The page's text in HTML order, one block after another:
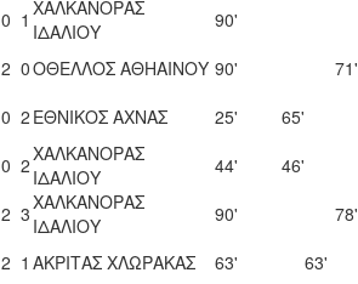
0 1 ΧΑΛΚΑΝΟΡΑΣ
ΙΔΑΛΙΟΥ
90'
2 0ΟΘΕΛΛΟΣ ΑΘΗΑΙΝΟΥ 90'
71'
0 2 ΕΘΝΙΚΟΣ ΑΧΝΑΣ 25'
65'
0 2ΧΑΛΚΑΝΟΡΑΣ
ΙΔΑΛΙΟΥ
44'
46'
2 3ΧΑΛΚΑΝΟΡΑΣ
ΙΔΑΛΙΟΥ
90'
78'
2 1 ΑΚΡΙΤΑΣ ΧΛΩΡΑΚΑΣ 63'
63'